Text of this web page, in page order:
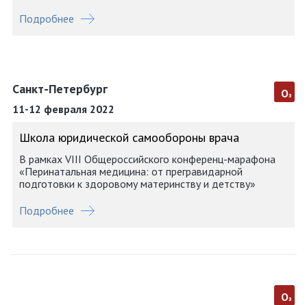
Подробнее
Санкт-Петербург
11-12 февраля 2022
оз
Школа юридической самообороны врача
В рамках VIII Общероссийского конференц-марафона
«Перинатальная медицина: от прегравидарной
подготовки к здоровому материнству и детству»
Подробнее
оз